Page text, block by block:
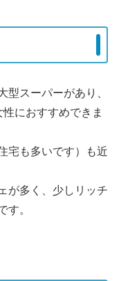
型スーパーがあり、
におすすめできま
宅も多いです）も近
が多く、少しリッチ
す。